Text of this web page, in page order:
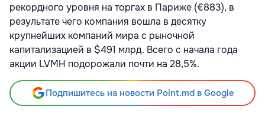
рекордного уровня на торгах в Париже (€883), в
результате чего компания вошла в десятку
крупнейших компаний мира с рыночной
капитализацией в $491 млрд. Всего с начала года
акции LVMH подорожали почти на 28,5%.
Подпишитесь на новости Point.md в Google